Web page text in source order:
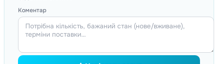
Коментар